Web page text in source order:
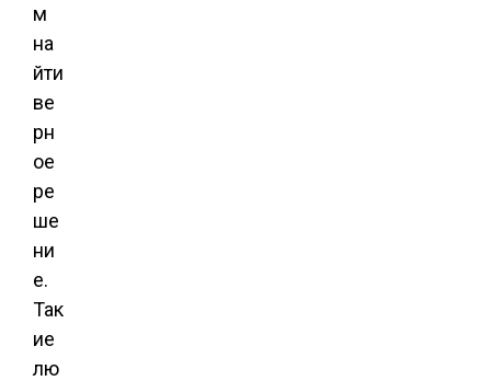
м
на
йти
ве
рн
ое
ре
ше
ни
е.
Так
ие
лю